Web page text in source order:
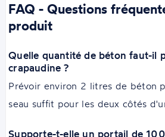
FAQ - Questions
produit
Quelle quantité de béton faut-il
crapaudine ?
Prévoir environ 2 litres de béton
seau suffit pour les deux côtés
Supporte-t-elle un portail de